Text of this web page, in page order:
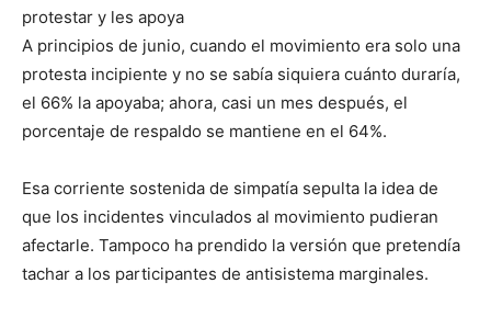
protestar y les apoya
A principios de junio, cuando el movimiento era solo una
protesta incipiente y no se sabía siquiera cuánto duraría,
el 66% la apoyaba; ahora, casi un mes después, el
porcentaje de respaldo se mantiene en el 64%.
Esa corriente sostenida de simpatía sepulta la idea de
que los incidentes vinculados al movimiento pudieran
afectarle. Tampoco ha prendido la versión que pretendía
tachar a los participantes de antisistema marginales.